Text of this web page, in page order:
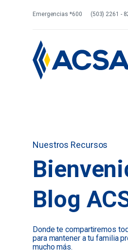
Emergencias *600 (503) 2261 -
Nuestros Recursos
Blog
Donde te compartiremos
para mantener a tu familia
mucho más.